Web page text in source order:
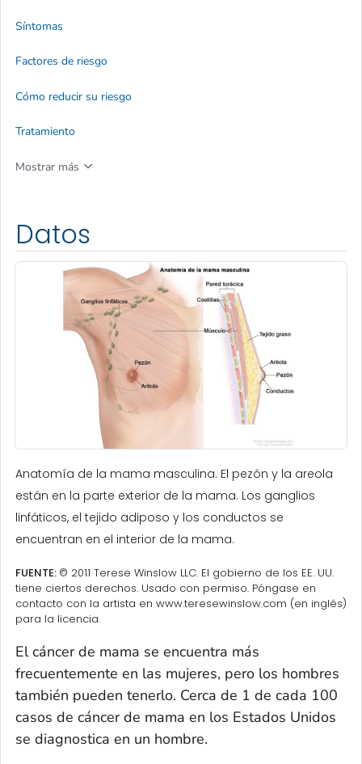
Datos
Anatomía de la mama masculina. El pezón y la areola
están en la parte exterior de la mama. Los ganglios
linfáticos, el tejido adiposo y los conductos se
encuentran en el interior de la mama.
FUENTE: © 2011 Terese Winslow LLC. El gobierno de los EE. UU.
tiene ciertos derechos. Usado con permiso. Póngase en
contacto con la artista en www.teresewinslow.com (en inglés)
para la licencia.
El cáncer de mama se encuentra más
frecuentemente en las mujeres, pero los hombres
también pueden tenerlo. Cerca de 1 de cada 100
casos de cáncer de mama en los Estados Unidos
se diagnostica en un hombre.
Síntomas
Factores de riesgo
Cómo reducir su riesgo
Tratamiento
Mostrar más